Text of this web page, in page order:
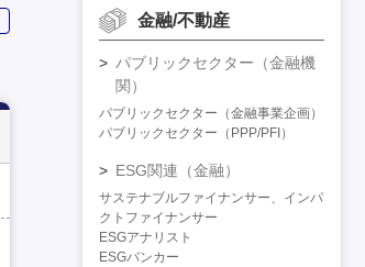
金融/不動産
パブリックセクター（金融機
関）
パブリックセクター（金融事業企画）
パブリックセクター（PPP/PFI）
ESG関連（金融）
サステナブルファイナンサー、インパ
クトファイナンサー
ESGアナリスト
ESGバンカー